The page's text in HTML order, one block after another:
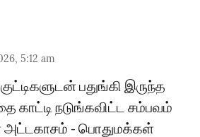
5:12 am
பதுங்கி இருந்த
காட்டி நடுங்கவிட்ட சம்பவம்
அட்டகாசம் - பொதுமக்கள்